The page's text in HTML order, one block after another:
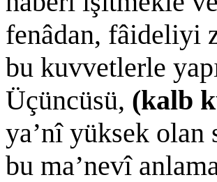
fenâdan, fâideliyi
bu kuvvetlerle
Üçüncüsü, (kalb
ya’nî yüksek
bu ma’nevî